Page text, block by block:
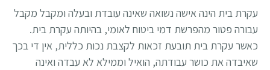
עקרת בית הינה אישה נשואה שאינה עובדת ובעלה ומקבל מקבל
עבורה פטור מהפרשת דמי ביטוח לאומי, בהיותה עקרת בית.
כאשר עקרת בית תובעת זכאות לקצבת נכות כללית, אין די בכך
שאיבדה את כושר עבודתה, הואיל וממילא לא עבדה ואינה